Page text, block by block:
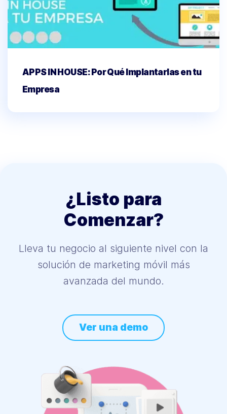
APPS IN HOUSE: Por Qué Implantarlas en tu
Empresa
¿Listo para
Comenzar?
Lleva tu negocio al siguiente nivel con la
solución de marketing móvil más
avanzada del mundo.
Ver una demo